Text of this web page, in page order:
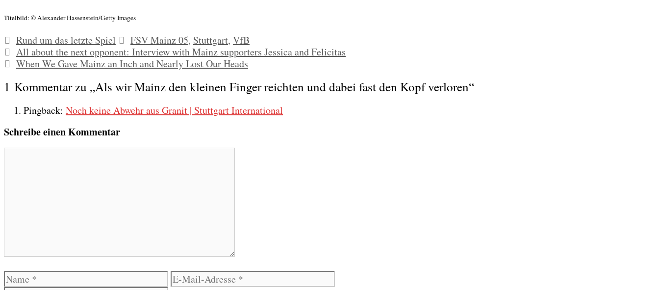
Titel­bild: © Alex­an­der Hassenstein/Getty Images
Kategorien
Rund um das letzte Spiel Schlagwörter
FSV Mainz 05, Stuttgart, VfB
All about the next opponent: Interview with Mainz supporters Jessica and Felicitas
When We Gave Mainz an Inch and Nearly Lost Our Heads
1 Kommentar zu „Als wir Mainz den kleinen Finger reichten und dabei fast den Kopf verloren“
Pingback: Noch keine Abwehr aus Granit | Stuttgart International
Schreibe einen Kommentar
Name
E-